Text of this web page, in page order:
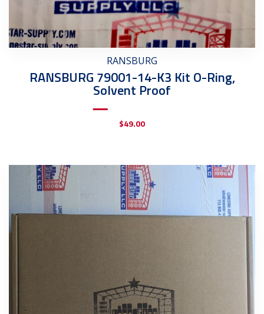
RANSBURG
RANSBURG 79001-14-K3 Kit O-Ring,
Solvent Proof
$49.00